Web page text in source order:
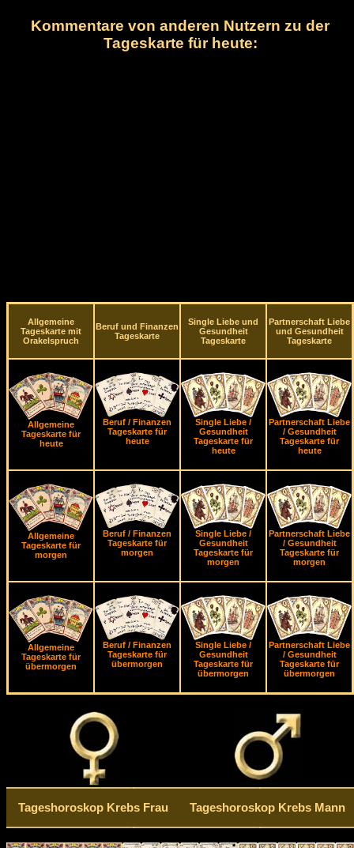
Kommentare von anderen Nutzern zu der
Tageskarte für heute:
Allgemeine
Tageskarte mit
Orakelspruch
Beruf und Finanzen
Tageskarte
Single Liebe und
Gesundheit
Tageskarte
Partnerschaft Liebe
und Gesundheit
Tageskarte
Allgemeine
Tageskarte für
heute
Beruf / Finanzen
Tageskarte für
heute
Single Liebe /
Gesundheit
Tageskarte für
heute
Partnerschaft Liebe
/ Gesundheit
Tageskarte für
heute
Allgemeine
Tageskarte für
morgen
Beruf / Finanzen
Tageskarte für
morgen
Single Liebe /
Gesundheit
Tageskarte für
morgen
Partnerschaft Liebe
/ Gesundheit
Tageskarte für
morgen
Allgemeine
Tageskarte für
übermorgen
Beruf / Finanzen
Tageskarte für
übermorgen
Single Liebe /
Gesundheit
Tageskarte für
übermorgen
Partnerschaft Liebe
/ Gesundheit
Tageskarte für
übermorgen
Tageshoroskop Krebs Frau Tageshoroskop Krebs Mann